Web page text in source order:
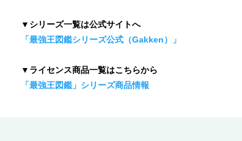
▼シリーズ一覧は公式サイトへ
「最強王図鑑シリーズ公式（Gakken）」
▼ライセンス商品一覧はこちらから
「最強王図鑑」シリーズ商品情報